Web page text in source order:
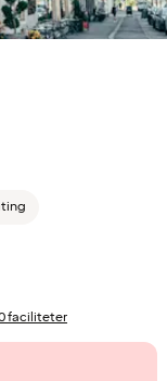
faciliteter